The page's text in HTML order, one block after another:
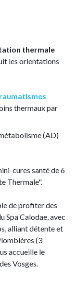
thermale
les orientations
thermaux par
(AD)
cures santé de 6
Thermale".
de profiter des
Spa Calodae, avec
alliant détente et
(3
accueille le
Vosges.